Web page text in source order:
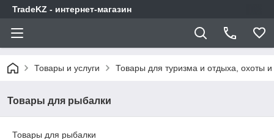
TradeKZ - интернет-магазин
Товары и услуги Товары для туризма и отдыха, охоты
Товары для рыбалки
Товары для рыбалки